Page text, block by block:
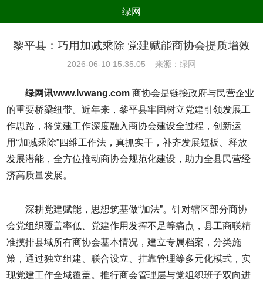
绿网
健康
时尚 家居 新技术 新能源
环境保护 节能减排 绿色产业 污染防治
黎平县：巧用加减乘除 党建赋能商协会提质增效
2026-06-10 15:35:05 来源： 绿网
绿网讯www.lvwang.com商协会是链接政府与民营企业
的重要桥梁纽带。近年来，黎平县牢固树立党建引领发展工
作思路，将党建工作深度融入商协会建设全过程，创新运
用“加减乘除”四维工作法，真抓实干，补齐发展短板、释放
发展潜能，全方位推动商协会规范化建设，助力全县民营经
济高质量发展。
深耕党建赋能，思想筑基做“加法”。针对辖区部分商协
会党组织覆盖率低、党建作用发挥不足等痛点，县工商联精
准摸排县域所有商协会基本情况，建立专属档案，分类施
策，通过独立组建、联合设立、挂靠管理等多元化模式，实
现党建工作全域覆盖。推行商会管理层与党组织班子双向进